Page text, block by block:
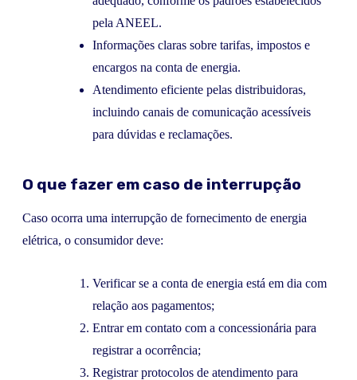
pela ANEEL.
Informações claras sobre tarifas, impostos e
encargos na conta de energia.
Atendimento eficiente pelas distribuidoras,
incluindo canais de comunicação acessíveis
para dúvidas e reclamações.
O que fazer em caso de interrupção
Caso ocorra uma interrupção de fornecimento de energia
elétrica, o consumidor deve:
Verificar se a conta de energia está em dia com
relação aos pagamentos;
Entrar em contato com a concessionária para
registrar a ocorrência;
Registrar protocolos de atendimento para